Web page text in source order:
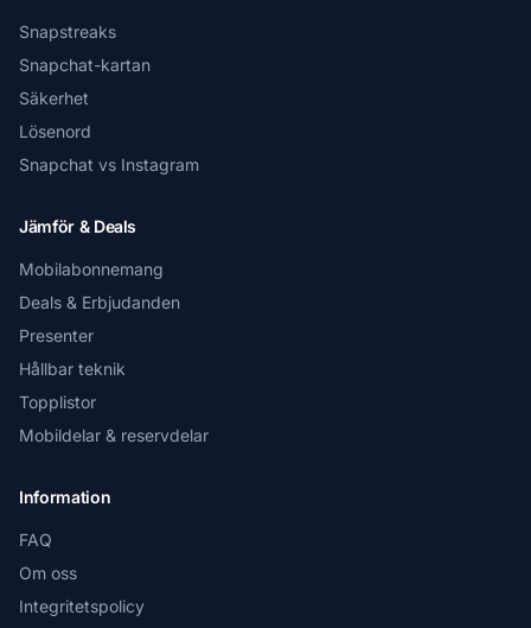
Snapstreaks
Snapchat-kartan
Säkerhet
Lösenord
Snapchat vs Instagram
Jämför & Deals
Mobilabonnemang
Deals & Erbjudanden
Presenter
Hållbar teknik
Topplistor
Mobildelar & reservdelar
Information
FAQ
Om oss
Integritetspolicy